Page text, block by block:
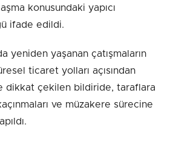
konusundaki yapıcı
ifade edildi.
yeniden yaşanan çatışmaların
ticaret yolları açısından
dikkat çekilen bildiride, taraflara
ve müzakere sürecine